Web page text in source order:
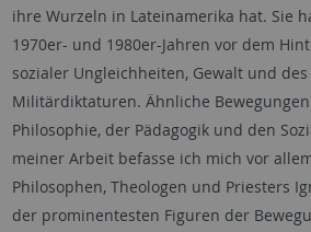
ihre Wurzeln in Lateinamerika hat. Sie
1970er- und 1980er-Jahren vor dem
sozialer Ungleichheiten, Gewalt und
Militärdiktaturen. Ähnliche
Philosophie, der Pädagogik und den
meiner Arbeit befasse ich mich vor
Philosophen, Theologen und Priesters
der prominentesten Figuren der